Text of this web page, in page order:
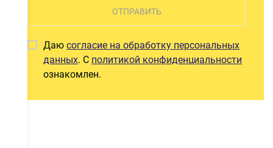
ОТПРАВИТЬ
Даю согласие на обработку персональных
данных. С политикой конфиденциальности
ознакомлен.